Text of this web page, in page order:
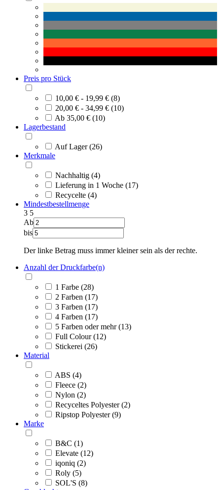
Preis pro Stück
10,00 € - 19,99 € (8)
20,00 € - 34,99 € (10)
Ab 35,00 € (10)
Lagerbestand
Auf Lager (26)
Merkmale
Nachhaltig (4)
Lieferung in 1 Woche (17)
Recycelte (4)
Mindestbestellmenge
3 5
Ab
bis
Der linke Betrag muss immer kleiner sein als der rechte.
Anzahl der Druckfarbe(n)
1 Farbe (28)
2 Farben (17)
3 Farben (17)
4 Farben (17)
5 Farben oder mehr (13)
Full Colour (12)
Stickerei (26)
Material
ABS (4)
Fleece (2)
Nylon (2)
Recyceltes Polyester (2)
Ripstop Polyester (9)
Marke
B&C (1)
Elevate (12)
iqoniq (2)
Roly (5)
SOL'S (8)